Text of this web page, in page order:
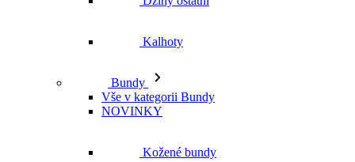
Kalhoty
Bundy
Vše v kategorii Bundy
NOVINKY
Kožené bundy